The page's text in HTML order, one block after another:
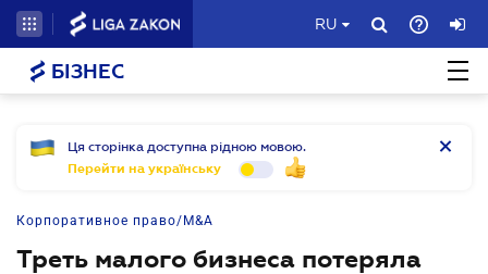
RU
БІЗНЕС
Ця сторінка доступна рідною мовою.
Перейти на українську
Корпоративное право/M&A
Треть малого бизнеса потеряла